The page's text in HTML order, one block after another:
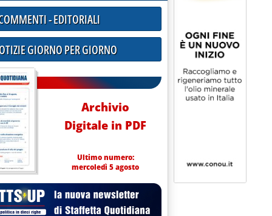
- EDITORIALI
GIORNO PER GIORNO
Archivio
Digitale in PDF
Ultimo numero:
mercoledì 5 agosto